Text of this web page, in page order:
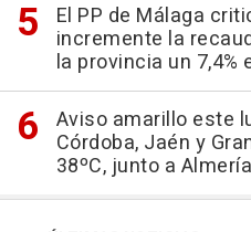
El PP de Málaga
incremente la
la provincia un
Aviso amarillo este
Córdoba, Jaén y
38ºC, junto a